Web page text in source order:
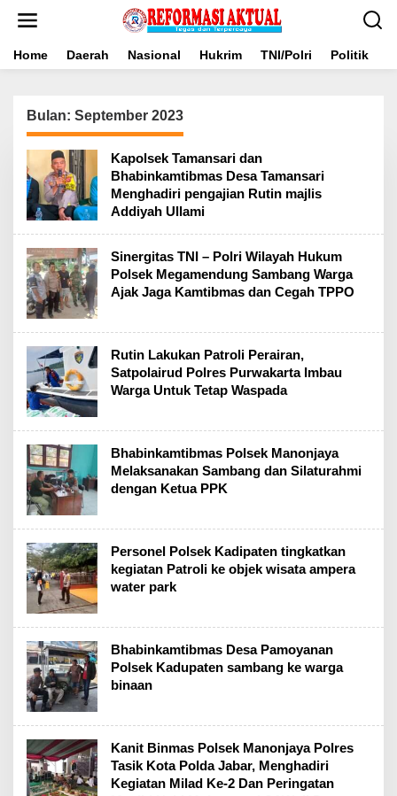
Home Daerah Nasional Hukrim TNI/Polri Politik
Bulan: September 2023
Kapolsek Tamansari dan
Bhabinkamtibmas Desa Tamansari
Menghadiri pengajian Rutin majlis
Addiyah Ullami
Sinergitas TNI – Polri Wilayah Hukum
Polsek Megamendung Sambang Warga
Ajak Jaga Kamtibmas dan Cegah TPPO
Rutin Lakukan Patroli Perairan,
Satpolairud Polres Purwakarta Imbau
Warga Untuk Tetap Waspada
Bhabinkamtibmas Polsek Manonjaya
Melaksanakan Sambang dan Silaturahmi
dengan Ketua PPK
Personel Polsek Kadipaten tingkatkan
kegiatan Patroli ke objek wisata ampera
water park
Bhabinkamtibmas Desa Pamoyanan
Polsek Kadupaten sambang ke warga
binaan
Kanit Binmas Polsek Manonjaya Polres
Tasik Kota Polda Jabar, Menghadiri
Kegiatan Milad Ke-2 Dan Peringatan